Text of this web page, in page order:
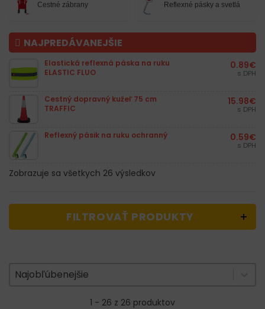
Cestné zábrany Reflexné pásky a svetlá
NAJPREDÁVANEJŠIE
Elastická reflexná páska na ruku
ELASTIC FLUO
0.89€
s DPH
Cestný dopravný kužeľ 75 cm
TRAFFIC
15.98€
s DPH
Reflexný pásik na ruku ochranný 0.59€
s DPH
Zobrazuje sa všetkych 26 výsledkov
FILTROVAŤ PRODUKTY
Zoradenie produktov
Sort content
Najobľúbenejšie
Sort content
1 - 26 z 26 produktov